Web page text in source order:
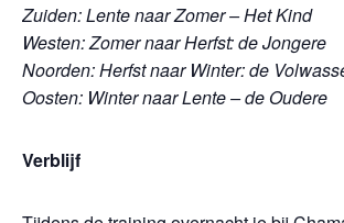
Zuiden: Lente naar Zomer – Het Kind
Westen: Zomer naar Herfst: de Jongere
Noorden: Herfst naar Winter: de
Oosten: Winter naar Lente – de Oudere
Verblijf